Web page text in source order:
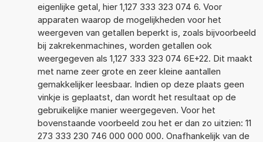
eigenlijke getal, hier 1,127 333 323 074 6. Voor
apparaten waarop de mogelijkheden voor het
weergeven van getallen beperkt is, zoals bijvoorbeeld
bij zakrekenmachines, worden getallen ook
weergegeven als 1,127 333 323 074 6E+22. Dit maakt
met name zeer grote en zeer kleine aantallen
gemakkelijker leesbaar. Indien op deze plaats geen
vinkje is geplaatst, dan wordt het resultaat op de
gebruikelijke manier weergegeven. Voor het
bovenstaande voorbeeld zou het er dan zo uitzien: 11
273 333 230 746 000 000 000. Onafhankelijk van de